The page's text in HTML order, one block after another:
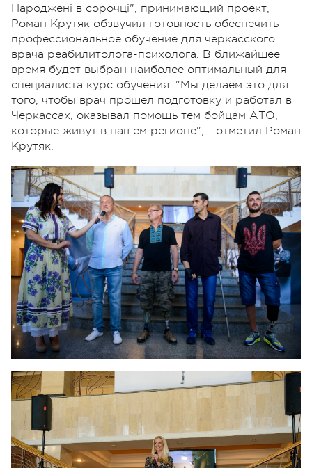
Народжені в сорочці", принимающий проект,
Роман Крутяк обзвучил готовность обеспечить
профессиональное обучение для черкасского
врача реабилитолога-психолога. В ближайшее
время будет выбран наиболее оптимальный для
специалиста курс обучения. "Мы делаем это для
того, чтобы врач прошел подготовку и работал в
Черкассах, оказывал помощь тем бойцам АТО,
которые живут в нашем регионе", - отметил Роман
Крутяк.